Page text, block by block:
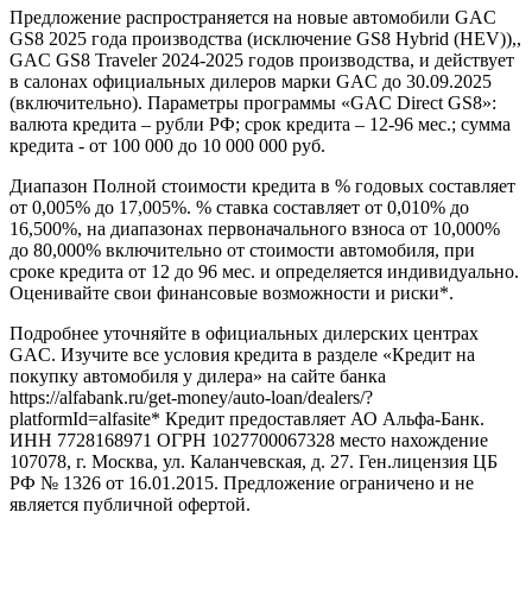
Предложение распространяется на новые автомобили GAC
GS8 2025 года производства (исключение GS8 Hybrid (HEV)),,
GAC GS8 Traveler 2024-2025 годов производства, и действует
в салонах официальных дилеров марки GAC до 30.09.2025
(включительно). Параметры программы «GAC Direct GS8»:
валюта кредита – рубли РФ; срок кредита – 12-96 мес.; сумма
кредита - от 100 000 до 10 000 000 руб.
Диапазон Полной стоимости кредита в % годовых составляет
от 0,005% до 17,005%. % ставка составляет от 0,010% до
16,500%, на диапазонах первоначального взноса от 10,000%
до 80,000% включительно от стоимости автомобиля, при
сроке кредита от 12 до 96 мес. и определяется индивидуально.
Оценивайте свои финансовые возможности и риски*.
Подробнее уточняйте в официальных дилерских центрах
GAC. Изучите все условия кредита в разделе «Кредит на
покупку автомобиля у дилера» на сайте банка
https://alfabank.ru/get-money/auto-loan/dealers/?
platformId=alfasite* Кредит предоставляет АО Альфа-Банк.
ИНН 7728168971 ОГРН 1027700067328 место нахождение
107078, г. Москва, ул. Каланчевская, д. 27. Ген.лицензия ЦБ
РФ № 1326 от 16.01.2015. Предложение ограничено и не
является публичной офертой.